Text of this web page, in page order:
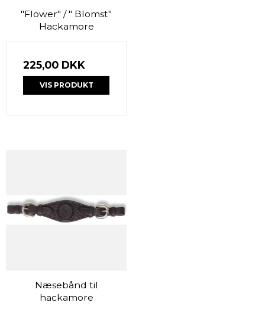
"Flower" / " Blomst"
Hackamore
225,00 DKK
VIS PRODUKT
Næsebånd til
hackamore